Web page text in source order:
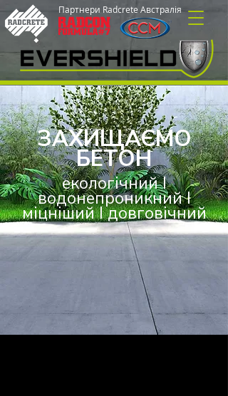
Партнери Radcrete Австралія
ЗАХИЩАЄМО
БЕТОН
екологічний I
водонепроникний I
міцніший I довговічний